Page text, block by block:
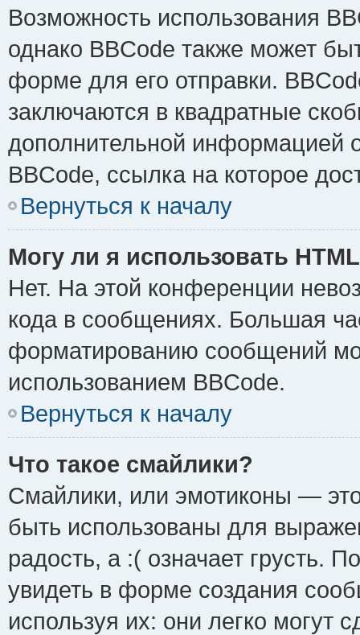
Возможность использования
однако BBCode также может
форме для его отправки.
заключаются в квадратные
дополнительной информацией
BBCode, ссылка на которое
Вернуться к началу
Могу ли я использовать
Нет. На этой конференции
кода в сообщениях. Большая
форматированию сообщений
использованием BBCode.
Вернуться к началу
Что такое смайлики?
Смайлики, или эмотиконы —
быть использованы для
радость, а :( означает грусть.
увидеть в форме создания
используя их: они легко могут